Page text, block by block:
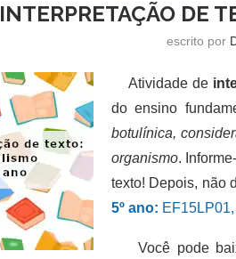
INTERPRETAÇÃO DE
escrito por
Atividade de
do ensino
botulínica,
organismo.
texto! Depois, não
5º ano:
Você pode